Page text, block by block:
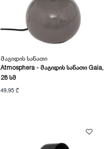
Მაგიდის Სანათი
Atmosphera - Მაგიდის Სანათი Gaia,
28 Სმ
49,95 ₾